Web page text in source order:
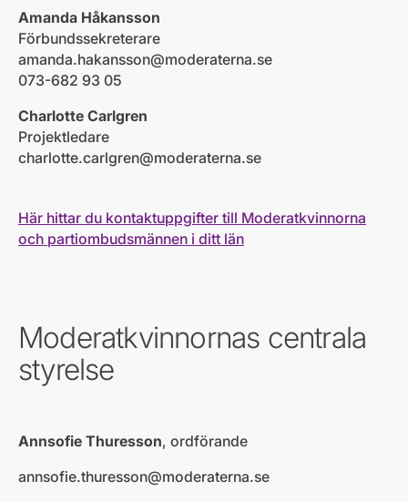
Amanda Håkansson
Förbundssekreterare
amanda.hakansson@moderaterna.se
073-682 93 05
Charlotte Carlgren
Projektledare
charlotte.carlgren@moderaterna.se
Här hittar du kontaktuppgifter till Moderatkvinnorna
och partiombudsmännen i ditt län
Moderatkvinnornas centrala
styrelse
Annsofie Thuresson, ordförande
annsofie.thuresson@moderaterna.se